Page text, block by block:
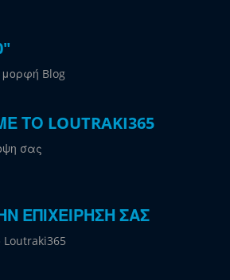
μορφή Blog
ΤΟ LOUTRAKI365
σας
ΕΠΙΧΕΙΡΗΣΗ ΣΑΣ
Loutraki365